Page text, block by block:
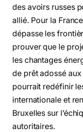
des avoirs russes
allié. Pour la
dépasse les
prouver que le
les chantages
de prêt adossé
pourrait redéfinir
internationale et
Bruxelles sur
autoritaires.